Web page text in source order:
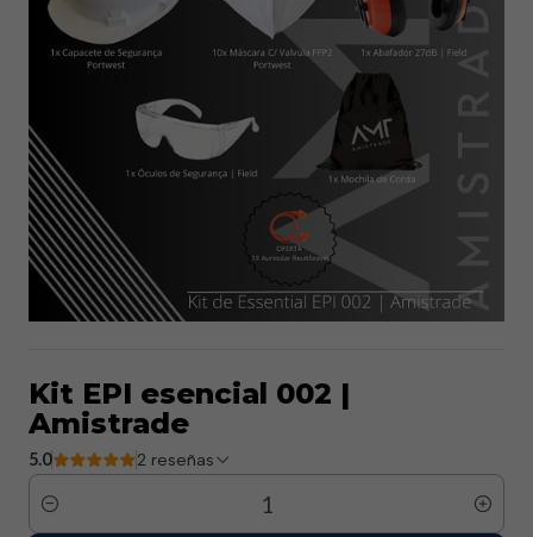
Kit EPI esencial 002 |
Amistrade
5.0 2 reseñas
Cantidad